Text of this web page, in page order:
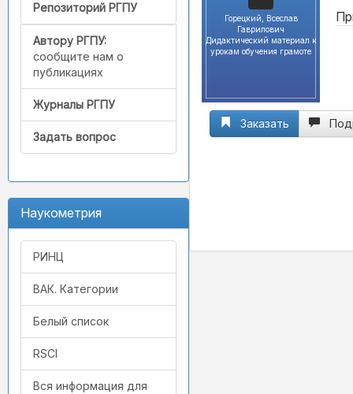
Репозиторий РГПУ
Автору РГПУ:
сообщите нам о
публикациях
Журналы РГПУ
Задать вопрос
Наукометрия
РИНЦ
ВАК. Категории
Белый список
RSCI
Вся информация для
Горецкий, Всеслав
Гаврилович
Дидактический материал к
урокам обучения грамоте
Заказать